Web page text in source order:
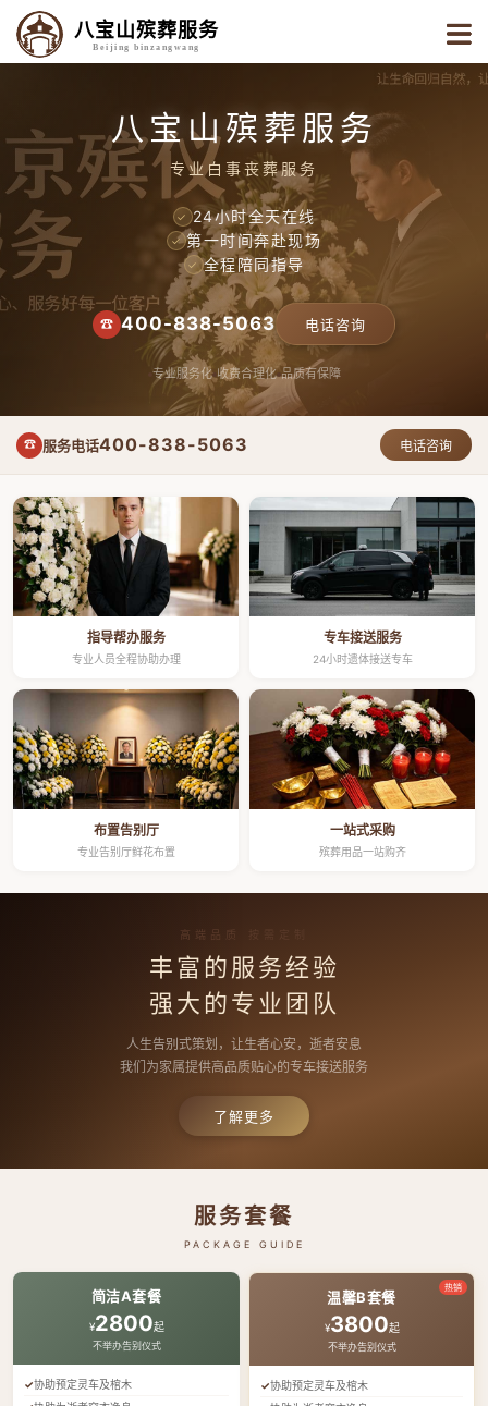
八宝山殡葬服务
Beijing binzangwang
八宝山殡葬服务
专业白事丧葬服务
✓ 24小时全天在线
✓ 第一时间奔赴现场
✓ 全程陪同指导
☎ 400-838-5063 电话咨询
专业服务化 收费合理化 品质有保障
☎ 服务电话400-838-5063 电话咨询
指导帮办服务
专业人员全程协助办理
专车接送服务
24小时遗体接送专车
布置告别厅
专业告别厅鲜花布置
一站式采购
殡葬用品一站购齐
高端品质 按需定制
丰富的服务经验
强大的专业团队
人生告别式策划，让生者心安，逝者安息
我们为家属提供高品质贴心的专车接送服务
了解更多
服务套餐
PACKAGE GUIDE
简洁A套餐
¥2800起
不举办告别仪式
协助预定灵车及棺木
热销
温馨B套餐
¥3800起
不举办告别仪式
协助预定灵车及棺木